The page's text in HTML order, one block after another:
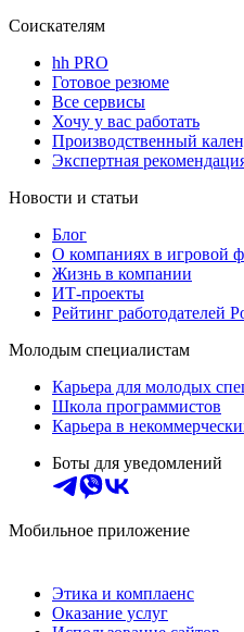
Соискателям
hh PRO
Готовое резюме
Все сервисы
Хочу у вас работать
Производственный
Экспертная
Новости и статьи
Блог
О компаниях в игровой
Жизнь в компании
ИТ-проекты
Рейтинг работодателей
Молодым специалистам
Карьера для молодых
Школа программистов
Карьера в
Боты для уведомлений
Мобильное приложение
Этика и комплаенс
Оказание услуг